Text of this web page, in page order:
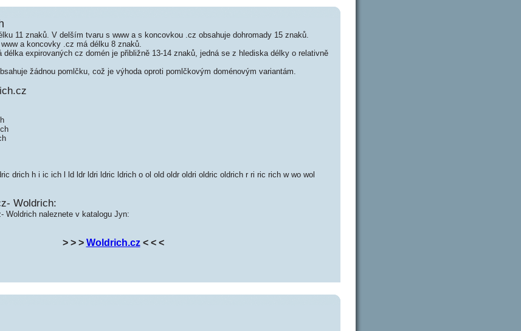
11 znaků. V delším tvaru s www a s koncovkou .cz obsahuje dohromady 15 znaků.
a koncovky .cz má délku 8 znaků.
délka expirovaných cz domén je přibližně 13-14 znaků, jedná se z hlediska délky o relativně
žádnou pomlčku, což je výhoda oproti pomlčkovým doménovým variantám.
drich h i ic ich l ld ldr ldri ldric ldrich o ol old oldr oldri oldric oldrich r ri ric rich w wo wol
Woldrich:
Woldrich naleznete v katalogu Jyn:
> > > Woldrich.cz< < <